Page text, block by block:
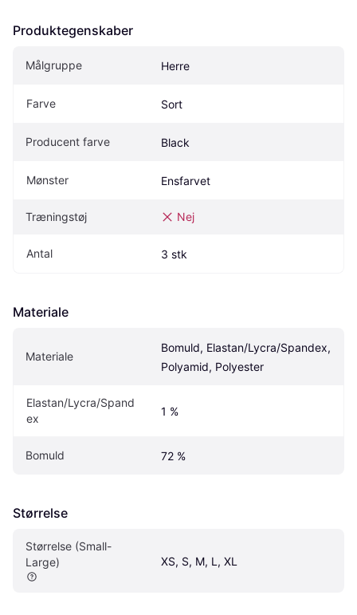
Produktegenskaber
Målgruppe Herre
Farve Sort
Producent farve Black
Mønster Ensfarvet
Træningstøj Nej
Antal 3 stk
Materiale
Materiale
Bomuld, Elastan/Lycra/Spandex,
Polyamid, Polyester
Elastan/Lycra/Spand
ex
1 %
Bomuld 72 %
Størrelse
Størrelse (Small-
Large)
XS, S, M, L, XL